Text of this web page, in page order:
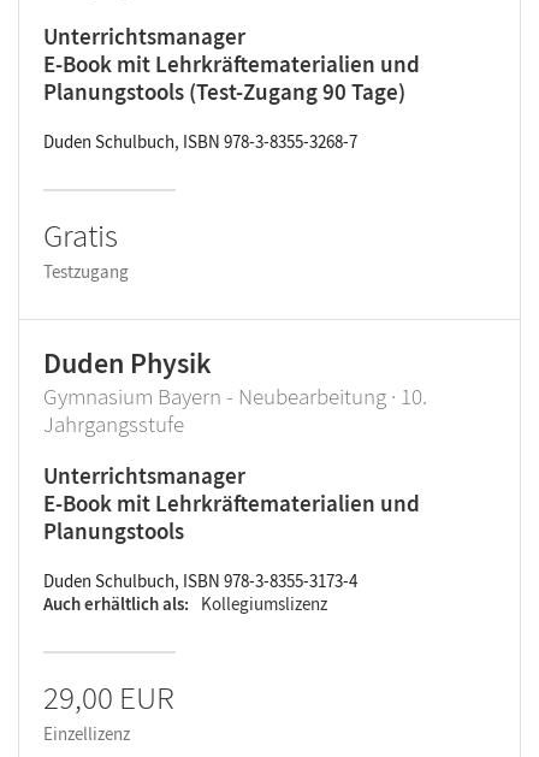
Unterrichtsmanager
E-Book mit Lehrkräftematerialien und
Planungstools (Test-Zugang 90 Tage)
Duden Schulbuch, ISBN 978-3-8355-3268-7
Gratis
Testzugang
Duden Physik
Gymnasium Bayern - Neubearbeitung · 10.
Jahrgangsstufe
Unterrichtsmanager
E-Book mit Lehrkräftematerialien und
Planungstools
Duden Schulbuch, ISBN 978-3-8355-3173-4
Auch erhältlich als
Kollegiumslizenz
29,00 EUR
Einzellizenz